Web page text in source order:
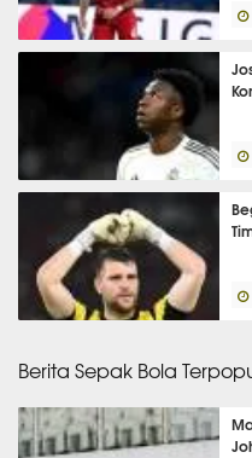
Berita Sepak Bola